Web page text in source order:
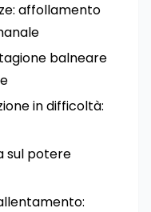
affollamento
balneare
in difficoltà:
sul potere